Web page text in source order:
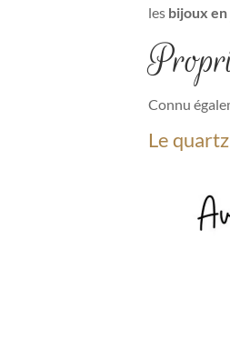
les bijoux en
Connu
Le